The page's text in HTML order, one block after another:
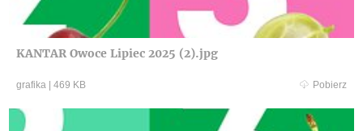
KANTAR Owoce Lipiec 2025 (2).jpg
grafika | 469 KB Pobierz